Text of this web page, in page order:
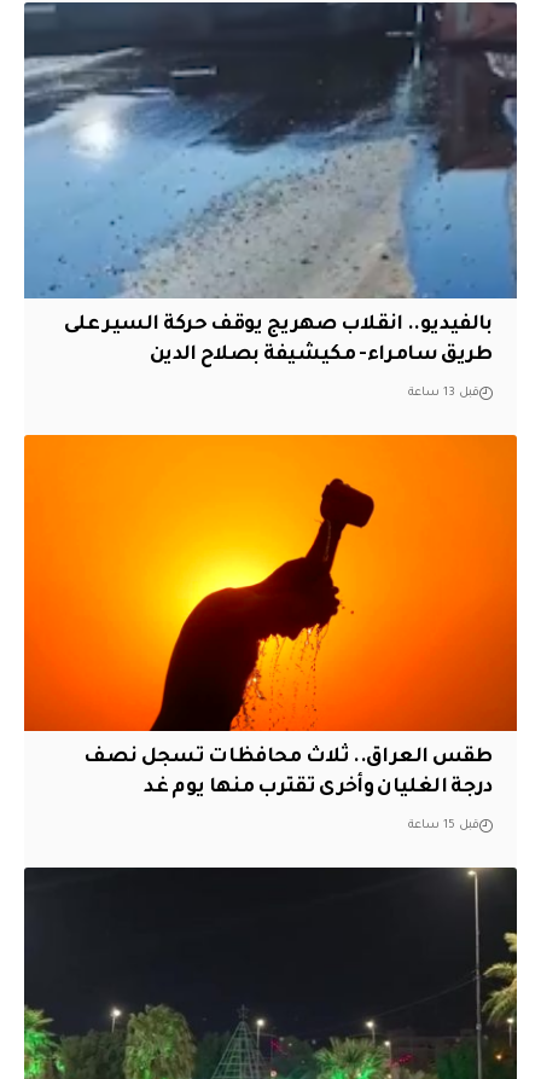
بالفيديو.. انقلاب صهريج يوقف حركة السير على
طريق سامراء- مكيشيفة بصلاح الدين
قبل 13 ساعة
طقس العراق.. ثلاث محافظات تسجل نصف
درجة الغليان وأخرى تقترب منها يوم غد
قبل 15 ساعة